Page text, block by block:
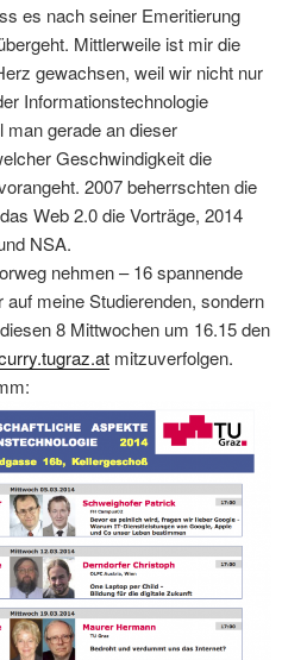
es nach seiner Emeritierung
Mittlerweile ist mir die
gewachsen, weil wir nicht nur
Informationstechnologie
man gerade an dieser
Geschwindigkeit die
2007 beherrschten die
Web 2.0 die Vorträge, 2014
NSA.
nehmen – 16 spannende
meine Studierenden, sondern
8 Mittwochen um 16.15 den
mitzuverfolgen.